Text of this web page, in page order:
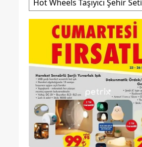
Hot Wheels Taşıyıcı Şehir Seti